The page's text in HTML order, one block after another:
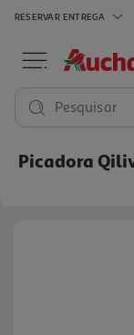
RESERVAR ENTREGA
Pesquisar
Picadora